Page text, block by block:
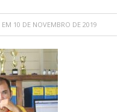
EM 10 DE NOVEMBRO DE 2019